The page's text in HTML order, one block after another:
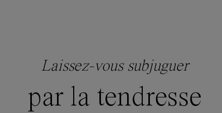
Laissez-vous subjuguer
par la tendresse